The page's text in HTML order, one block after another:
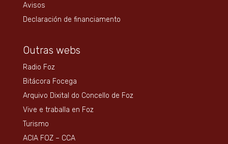
Avisos
Declaración de financiamento
Outras webs
Radio Foz
Bitácora Focega
Arquivo Dixital do Concello de Foz
Vive e traballa en Foz
Turismo
ACIA FOZ – CCA